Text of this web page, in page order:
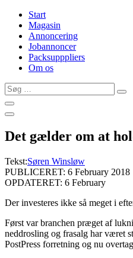
Start
Magasin
Annoncering
Jobannoncer
Packsupppliers
Om os
Søg
…
Det gælder om at
Tekst:Søren Winsløw
PUBLICERET: 6 February 2018
OPDATERET: 6 February
Der investeres ikke så meget i
Først var branchen præget af
neddrosling og frasalg har været
PostPress forretning og nu